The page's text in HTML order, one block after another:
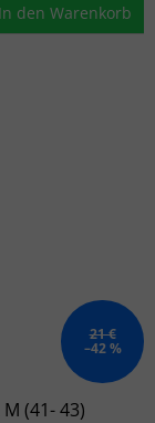
In den Warenkorb
21 €
–42 %
M (41- 43)